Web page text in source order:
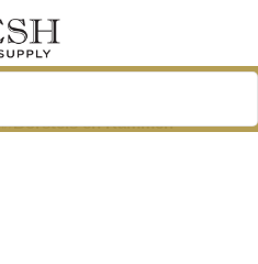
/ Borstels en Kammen